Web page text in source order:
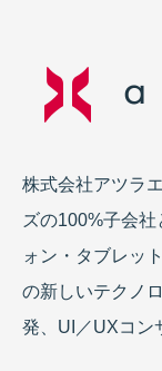
株式会社アツラ
ズの100%子会
ォン・タブレッ
の新しいテクノ
発、UI／UXコン